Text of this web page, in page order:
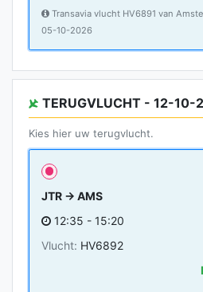
Transavia vlucht HV6891 van
05-10-2026
TERUGVLUCHT - 12-10-
Kies hier uw terugvlucht.
JTR → AMS
12:35 - 15:20
Vlucht: HV6892